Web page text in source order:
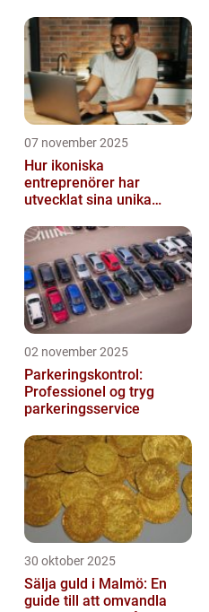
07 november 2025
Hur ikoniska
entreprenörer har
utvecklat sina unika
02 november 2025
Parkeringskontrol:
Professionel og tryg
parkeringsservice
30 oktober 2025
Sälja guld i Malmö: En
guide till att omvandla